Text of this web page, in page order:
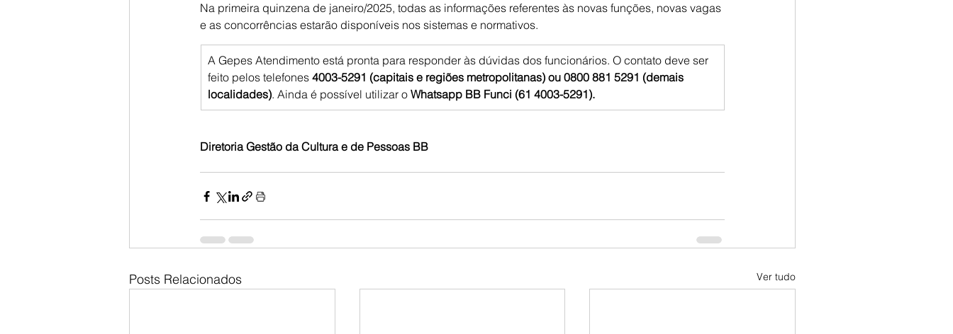
Na primeira quinzena de janeiro/2025, todas as informações referentes às novas funções, novas vagas
e as concorrências estarão disponíveis nos sistemas e normativos.
A Gepes Atendimento está pronta para responder às dúvidas dos funcionários. O contato deve ser
feito pelos telefones 4003-5291 (capitais e regiões metropolitanas) ou 0800 881 5291 (demais
localidades). Ainda é possível utilizar o Whatsapp BB Funci (61 4003-5291).
Diretoria Gestão da Cultura e de Pessoas BB
Posts Relacionados Ver tudo